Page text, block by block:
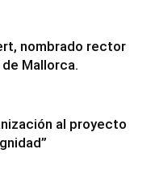
nombrado rector
Mallorca.
al proyecto